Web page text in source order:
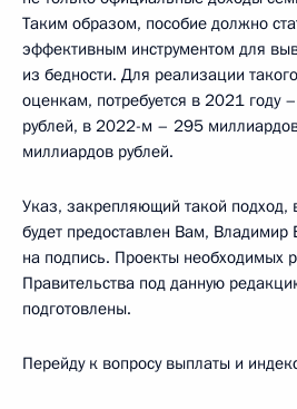
Таким образом, пособие должно
эффективным инструментом для
из бедности. Для реализации
оценкам, потребуется в 2021 году
рублей, в 2022-м – 295
миллиардов рублей.
Указ, закрепляющий такой
будет предоставлен Вам, Владимир
на подпись. Проекты необходимых
Правительства под данную
подготовлены.
Перейду к вопросу выплаты и